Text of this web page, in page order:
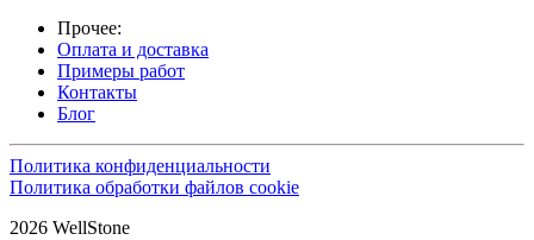
Прочее:
Оплата и доставка
Примеры работ
Контакты
Блог
Политика конфиденциальности
Политика обработки файлов cookie
2026 WellStone